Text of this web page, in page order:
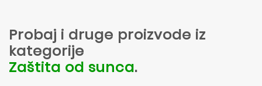
Probaj i druge proizvode iz
kategorije
Zaštita od sunca.